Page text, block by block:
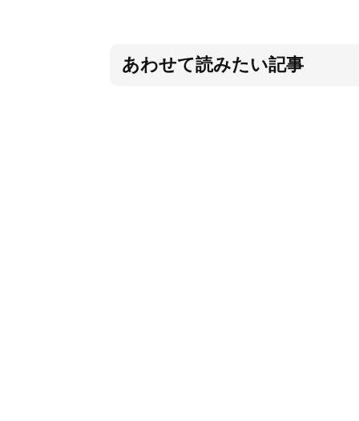
あわせて読みたい記事